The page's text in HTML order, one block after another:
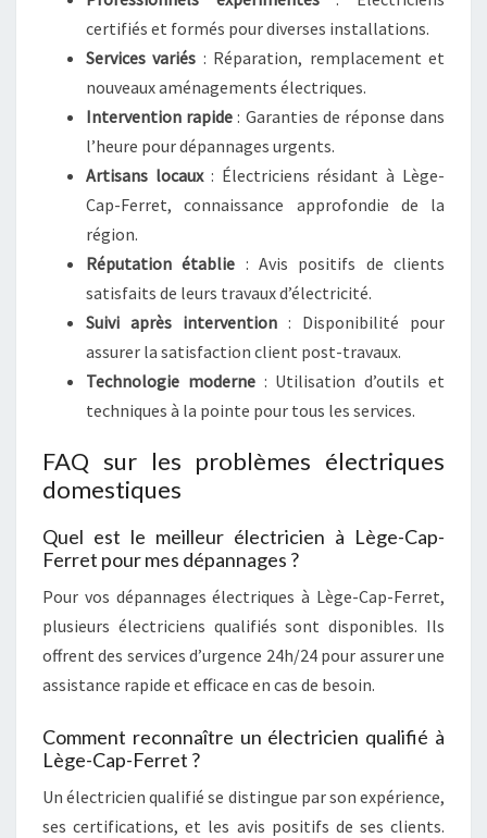
certifiés et formés pour diverses installations.
Services variés : Réparation, remplacement et
nouveaux aménagements électriques.
Intervention rapide : Garanties de réponse dans
l’heure pour dépannages urgents.
Artisans locaux: Électriciens résidant à Lège-
Cap-Ferret, connaissance approfondie de la
région.
Réputation établie : Avis positifs de clients
satisfaits de leurs travaux d’électricité.
Suivi après intervention : Disponibilité pour
assurer la satisfaction client post-travaux.
Technologie moderne: Utilisation d’outils et
techniques à la pointe pour tous les services.
FAQ sur les problèmes électriques
domestiques
Quel est le meilleur électricien à Lège-Cap-
Ferret pour mes dépannages ?
Pour vos dépannages électriques à Lège-Cap-Ferret,
plusieurs électriciens qualifiés sont disponibles. Ils
offrent des services d’urgence 24h/24 pour assurer une
assistance rapide et efficace en cas de besoin.
Comment reconnaître un électricien qualifié à
Lège-Cap-Ferret ?
Un électricien qualifié se distingue par son expérience,
ses certifications, et les avis positifs de ses clients.